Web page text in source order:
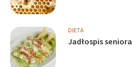
DIETA
Jadłospis